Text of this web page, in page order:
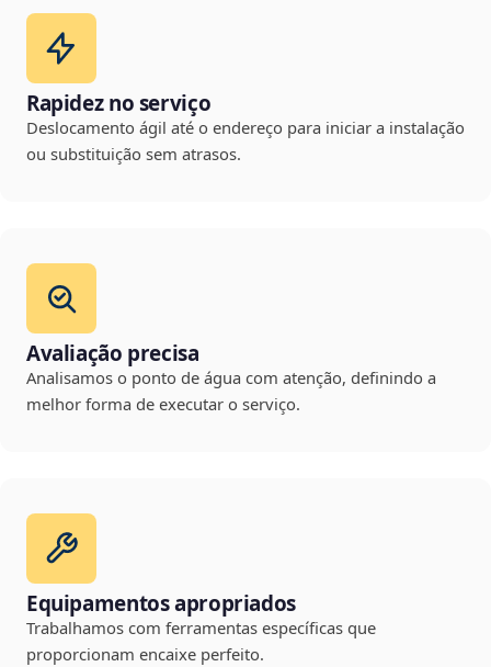
Rapidez no serviço
Deslocamento ágil até o endereço para iniciar a instalação
ou substituição sem atrasos.
Avaliação precisa
Analisamos o ponto de água com atenção, definindo a
melhor forma de executar o serviço.
Equipamentos apropriados
Trabalhamos com ferramentas específicas que
proporcionam encaixe perfeito.